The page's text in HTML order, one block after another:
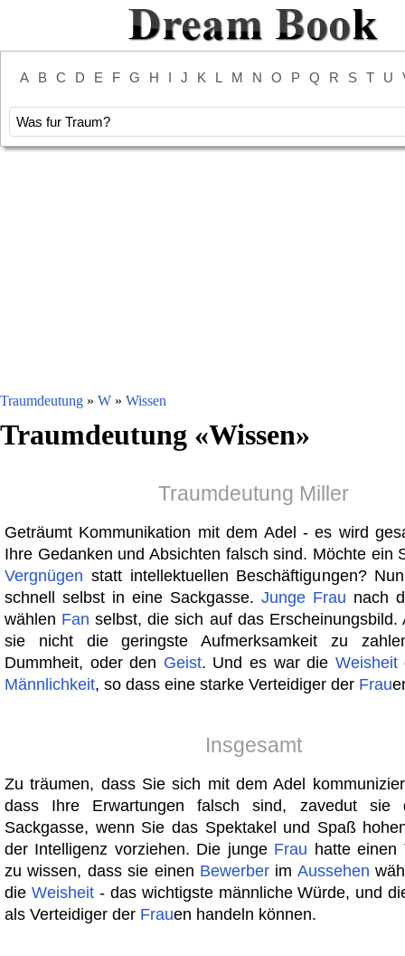
A B C D E F G H I J K L M N O P Q R S T U
Traumdeutung » W » Wissen
Traumdeutung «Wissen»
Traumdeutung Miller
Geträumt Kommunikation mit dem Adel - es wird
Ihre Gedanken und Absichten falsch sind. Möchte ein
Vergnügen statt intellektuellen Beschäftigungen?
schnell selbst in eine Sackgasse. Junge Frau nach
wählen Fan selbst, die sich auf das Erscheinungsbild.
sie nicht die geringste Aufmerksamkeit zu
Dummheit, oder den Geist. Und es war die Weisheit
Männlichkeit, so dass eine starke Verteidiger der Frau
Insgesamt
Zu träumen, dass Sie sich mit dem Adel
dass Ihre Erwartungen falsch sind, zavedut sie
Sackgasse, wenn Sie das Spektakel und Spaß
der Intelligenz vorziehen. Die junge Frau hatte einen
zu wissen, dass sie einen Bewerber im Aussehen
die Weisheit- das wichtigste männliche Würde, und
als Verteidiger der Frauen handeln können.